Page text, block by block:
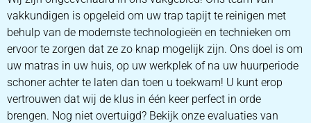
vakkundigen is opgeleid om uw trap tapijt te reinigen met
behulp van de modernste technologieën en technieken om
ervoor te zorgen dat ze zo knap mogelijk zijn. Ons doel is om
uw matras in uw huis, op uw werkplek of na uw huurperiode
schoner achter te laten dan toen u toekwam! U kunt erop
vertrouwen dat wij de klus in één keer perfect in orde
brengen. Nog niet overtuigd? Bekijk onze evaluaties van